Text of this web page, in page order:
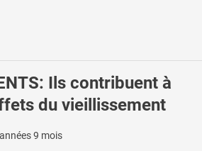
Ils contribuent à
du vieillissement
9 mois